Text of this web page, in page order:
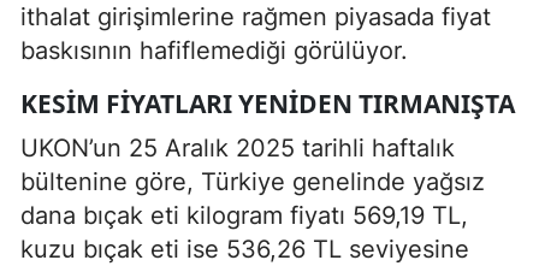
ithalat girişimlerine rağmen piyasada fiyat
baskısının hafiflemediği görülüyor.
KESIM FIYATLARI YENIDEN TIRMANIŞTA
UKON’un 25 Aralık 2025 tarihli haftalık
bültenine göre, Türkiye genelinde yağsız
dana bıçak eti kilogram fiyatı 569,19 TL,
kuzu bıçak eti ise 536,26 TL seviyesine